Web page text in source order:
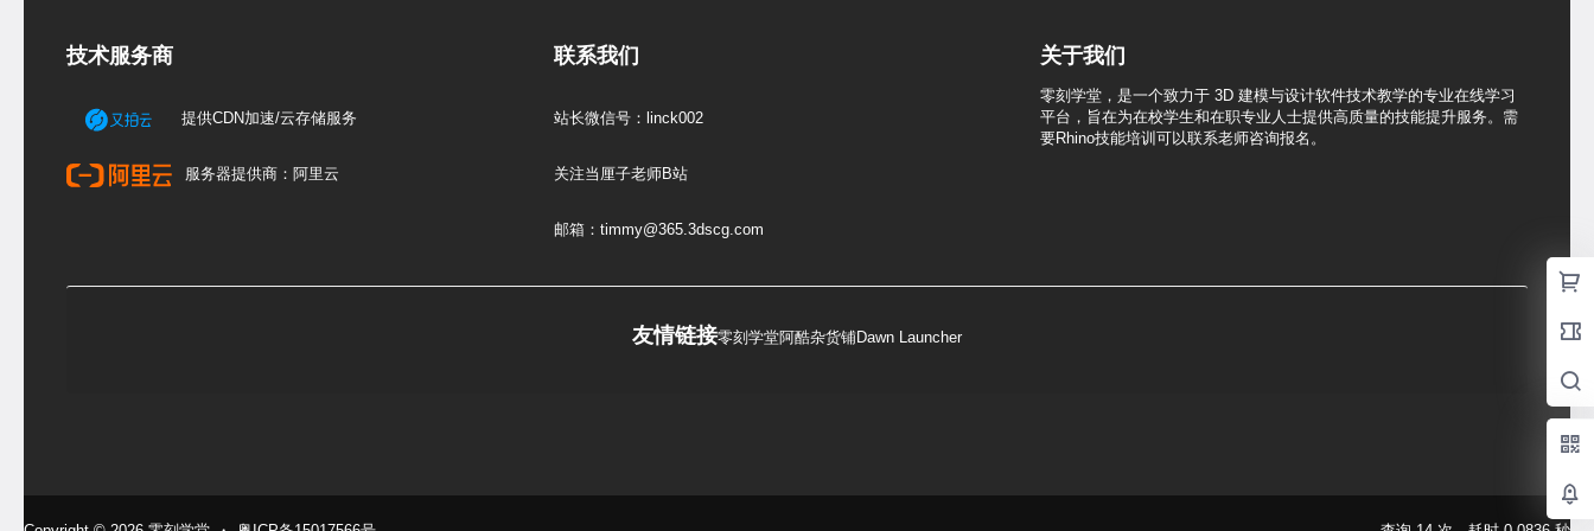
技术服务商
提供CDN加速/云存储服务
服务器提供商：阿里云
联系我们
站长微信号：linck002
关注当厘子老师B站
邮箱：timmy@365.3dscg.com
关于我们
零刻学堂，是一个致力于 3D 建模与设计软件技术教学的专业在线学习
平台，旨在为在校学生和在职专业人士提供高质量的技能提升服务。需
要Rhino技能培训可以联系老师咨询报名。
友情链接零刻学堂阿酷杂货铺Dawn Launcher